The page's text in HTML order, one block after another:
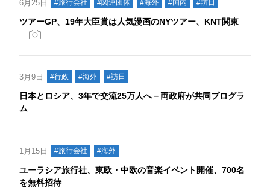
6月25日 #旅行会社 #関連団体 #海外 #国内 #訪日
ツアーGP、19年大臣賞は人気漫画のNYツアー、KNT関東
3月9日 #行政 #海外 #訪日
日本とロシア、3年で交流25万人へ－両政府が共同プログラ
ム
1月15日 #旅行会社 #海外
ユーラシア旅行社、東欧・中欧の音楽イベント開催、700名
を無料招待